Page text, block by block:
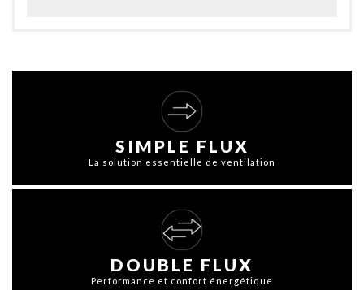
SIMPLE FLUX
La solution essentielle de ventilation
DOUBLE FLUX
Performance et confort énergétique